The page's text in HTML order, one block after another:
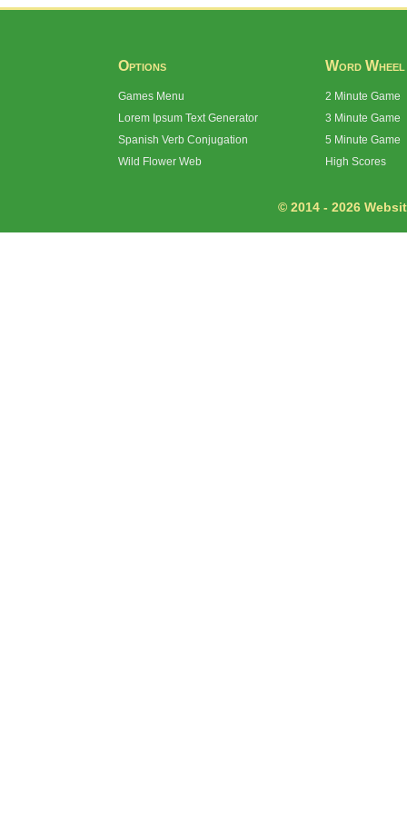
Options
Games Menu
Lorem Ipsum Text Generator
Spanish Verb Conjugation
Wild Flower Web
Word Wheel
2 Minute Game
3 Minute Game
5 Minute Game
High Scores
© 2014 - 2026